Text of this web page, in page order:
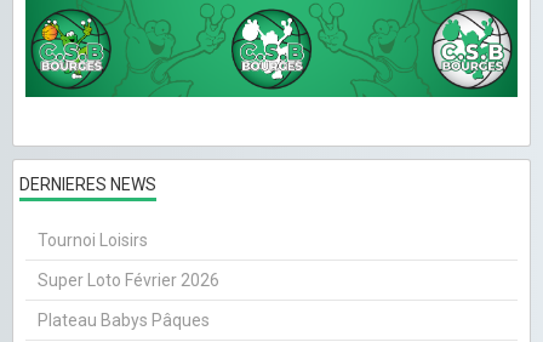
DERNIERES NEWS
Tournoi Loisirs
Super Loto Février 2026
Plateau Babys Pâques